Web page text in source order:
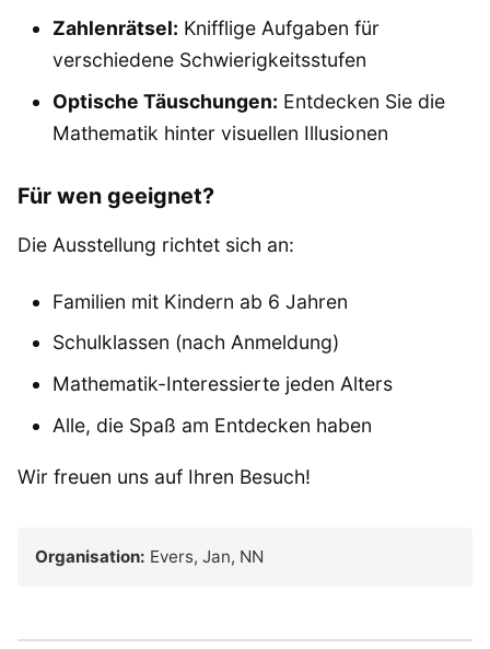
Zahlenrätsel: Knifflige Aufgaben für
verschiedene Schwierigkeitsstufen
Optische Täuschungen: Entdecken Sie die
Mathematik hinter visuellen Illusionen
Für wen geeignet?
Die Ausstellung richtet sich an:
Familien mit Kindern ab 6 Jahren
Schulklassen (nach Anmeldung)
Mathematik-Interessierte jeden Alters
Alle, die Spaß am Entdecken haben
Wir freuen uns auf Ihren Besuch!
Organisation: Evers, Jan, NN